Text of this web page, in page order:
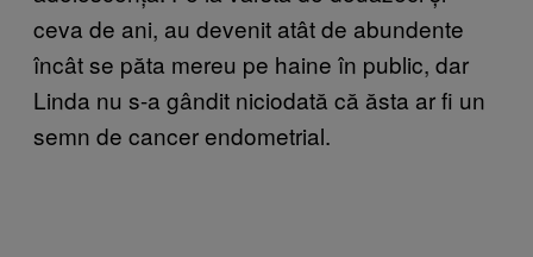
ceva de ani, au devenit atât de abundente
încât se păta mereu pe haine în public, dar
Linda nu s-a gândit niciodată că ăsta ar fi un
semn de cancer endometrial.